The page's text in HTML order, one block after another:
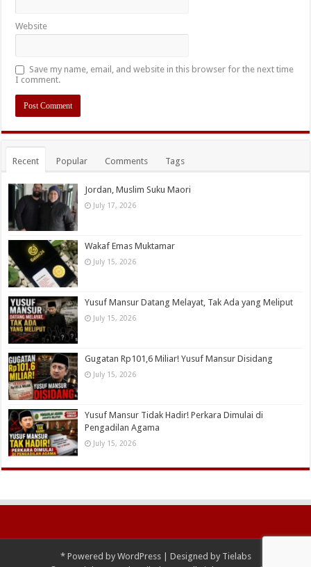
Website
Save my name, email, and website in this browser for the next time
I comment.
Recent Popular Comments Tags
Jordan, Muslim Suku Maori
July 17, 2026
Wakaf Emas Muktamar
July 15, 2026
Yusuf Mansur Datang Melayat, Tak Ada yang Meliput
July 15, 2026
Gugatan Rp101,6 Miliar! Yusuf Mansur Disidang
July 15, 2026
Yusuf Mansur Tidak Hadir! Perkara Dimulai di
Pengadilan Agama
July 15, 2026
*Powered by WordPress| Designed by Tielabs